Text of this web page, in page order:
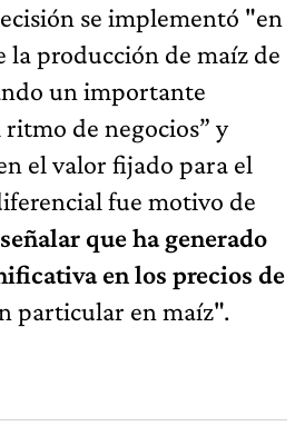
se implementó "en
la producción de maíz de
un importante
de negocios” y
el valor fijado para el
fue motivo de
que ha generado
en los precios de
particular en maíz".